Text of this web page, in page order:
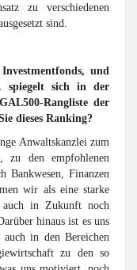
zu verschiedenen
sind.
und
spiegelt sich in der
Rangliste der
dieses Ranking?
Anwaltskanzlei zum
zu den empfohlenen
Bankwesen, Finanzen
wir als eine starke
auch in Zukunft noch
hinaus ist es uns
in den Bereichen
zu den so